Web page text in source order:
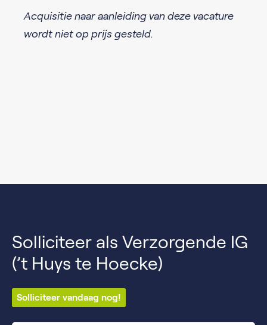
Acquisitie naar aanleiding van deze vacature
wordt niet op prijs gesteld.
Solliciteer als Verzorgende IG
(’t Huys te Hoecke)
Solliciteer vandaag nog!